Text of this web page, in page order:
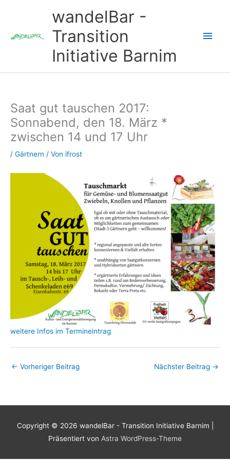
wandelBar -
Transition
Initiative Barnim
Saat gut tauschen 2017:
Sonnabend, den 18. März *
zwischen 14 und 17 Uhr
/ Gärtnern / Von ifrost
weitere Infos im Termineintrag
← Vorheriger Beitrag Nächster Beitrag →
Copyright © 2026 wandelBar - Transition Initiative Barnim
Präsentiert von Astra WordPress-Theme